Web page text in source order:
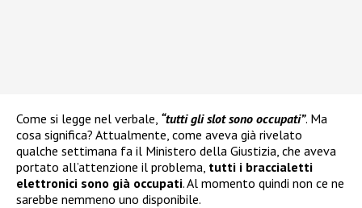
Come si legge nel verbale, “tutti gli slot sono occupati”. Ma
cosa significa? Attualmente, come aveva già rivelato
qualche settimana fa il Ministero della Giustizia, che aveva
portato all’attenzione il problema, tutti i braccialetti
elettronici sono già occupati. Al momento quindi non ce ne
sarebbe nemmeno uno disponibile.